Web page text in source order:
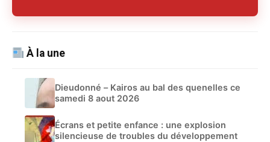
À la une
Dieudonné – Kairos au bal des quenelles ce
samedi 8 aout 2026
Écrans et petite enfance : une explosion
silencieuse de troubles du développement